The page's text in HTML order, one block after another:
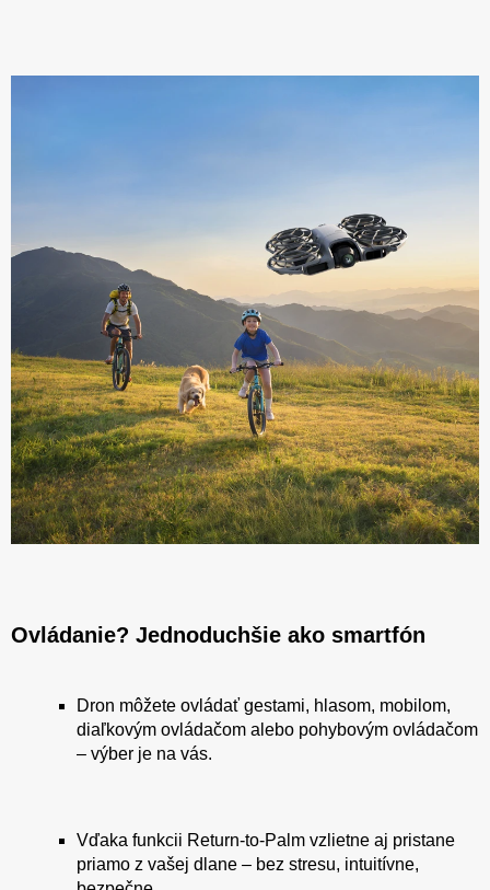
Ovládanie? Jednoduchšie ako smartfón
Dron môžete ovládať gestami, hlasom, mobilom,
diaľkovým ovládačom alebo pohybovým ovládačom
– výber je na vás.
Vďaka funkcii Return-to-Palm vzlietne aj pristane
priamo z vašej dlane – bez stresu, intuitívne,